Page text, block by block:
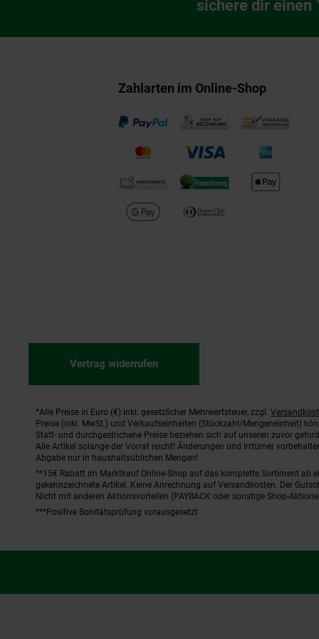
Newsletter
sichere dir einen
Zahlarten im Online-Shop
Vertrag widerrufen
Fußnoten
*Alle Preise in Euro (€) inkl. gesetzlicher Mehrwertsteuer, zzgl.
Preise (inkl. MwSt.) und Verkaufseinheiten (Stückzahl/Mengeneinheit)
Statt- und durchgestrichene Preise beziehen sich auf unseren zuvor
Alle Artikel solange der Vorrat reicht! Änderungen und Irrtümer
Abgabe nur in haushaltsüblichen Mengen!
**15€ Rabatt im Marktkauf Online-Shop auf das komplette Sortiment ab
gekennzeichnete Artikel. Keine Anrechnung auf Versandkosten. Der
Nicht mit anderen Aktionsvorteilen (PAYBACK oder sonstige Shop-
***Positive Bonitätsprüfung vorausgesetzt